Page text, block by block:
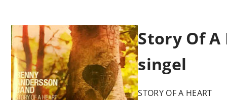
Story Of A
singel
STORY OF A HEART